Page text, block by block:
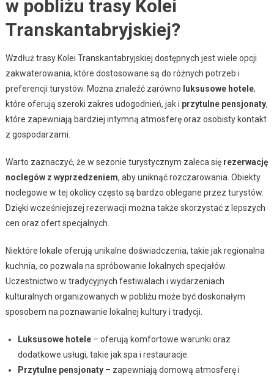
w pobliżu trasy Kolei
Transkantabryjskiej?
Wzdłuż trasy Kolei Transkantabryjskiej dostępnych jest wiele opcji
zakwaterowania, które dostosowane są do różnych potrzeb i
preferencji turystów. Można znaleźć zarówno luksusowe hotele,
które oferują szeroki zakres udogodnień, jak i przytulne pensjonaty,
które zapewniają bardziej intymną atmosferę oraz osobisty kontakt
z gospodarzami.
Warto zaznaczyć, że w sezonie turystycznym zaleca się rezerwację
noclegów z wyprzedzeniem, aby uniknąć rozczarowania. Obiekty
noclegowe w tej okolicy często są bardzo oblegane przez turystów.
Dzięki wcześniejszej rezerwacji można także skorzystać z lepszych
cen oraz ofert specjalnych.
Niektóre lokale oferują unikalne doświadczenia, takie jak regionalna
kuchnia, co pozwala na spróbowanie lokalnych specjałów.
Uczestnictwo w tradycyjnych festiwalach i wydarzeniach
kulturalnych organizowanych w pobliżu może być doskonałym
sposobem na poznawanie lokalnej kultury i tradycji.
Luksusowe hotele– oferują komfortowe warunki oraz
dodatkowe usługi, takie jak spa i restauracje.
Przytulne pensjonaty– zapewniają domową atmosferę i